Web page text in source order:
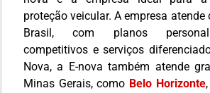
proteção veicular. A empresa atende
Brasil, com planos
competitivos e serviços
Nova, a E-nova também atende
Minas Gerais, como Belo Horizonte,